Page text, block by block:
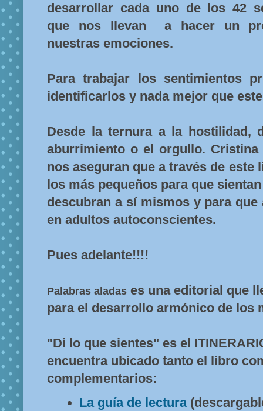
desarrollar cada uno de los 42
que nos llevan a hacer un
nuestras emociones.
Para trabajar los sentimientos
identificarlos y nada mejor que
Desde la ternura a la hostilidad,
aburrimiento o el orgullo. Cristina
nos aseguran que a través de este
los más pequeños para que
descubran a sí mismos y para
en adultos autoconscientes.
Pues adelante!!!!
Palabras aladas es una editorial que
para el desarrollo armónico de los
"Di lo que sientes" es el
encuentra ubicado tanto el libro
complementarios:
La guía de lectura